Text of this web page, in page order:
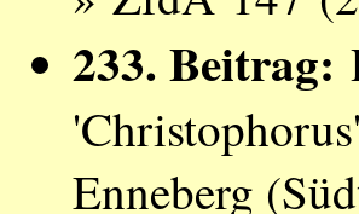
233. Beitrag:
Enneberg